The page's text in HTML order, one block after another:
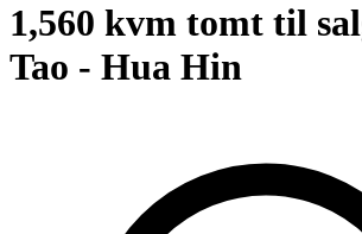
1,560 kvm tomt til
Tao - Hua Hin